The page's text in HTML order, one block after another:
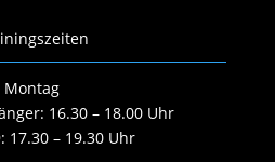
Montag
16.30 – 18.00 Uhr
17.30 – 19.30 Uhr